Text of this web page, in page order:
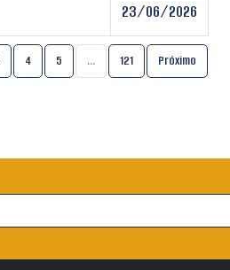
23/06/2026
4 5 … 121 Próximo